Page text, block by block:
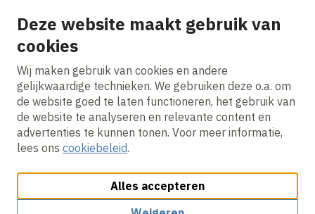
Deze website maakt gebruik van
cookies
Wij maken gebruik van cookies en andere
gelijkwaardige technieken. We gebruiken deze o.a. om
de website goed te laten functioneren, het gebruik van
de website te analyseren en relevante content en
advertenties te kunnen tonen. Voor meer informatie,
lees ons cookiebeleid.
Alles accepteren
Op de hoogte blijven van het laatste nieuws?
Ontvang onze nieuws alerts in je mailbox!
E-mailadres
Ik ga akkoord met hetprivacy statement.